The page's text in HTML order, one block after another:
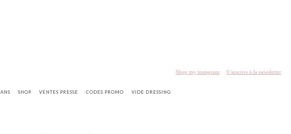
Shop my instagram S’inscrire à la newsletter
SHOP VENTES PRESSE CODES PROMO VIDE DRESSING